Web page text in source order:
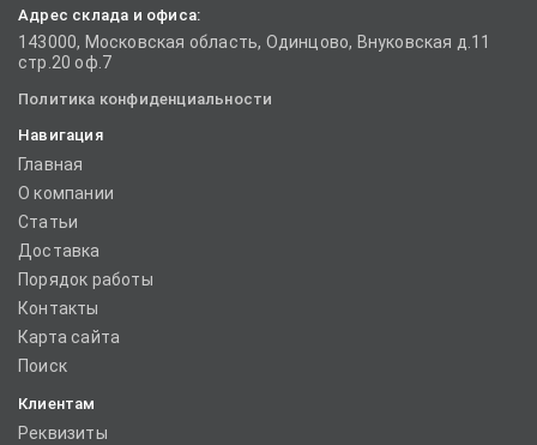
Адрес склада и офиса:
143000, Московская область, Одинцово, Внуковская д.11
стр.20 оф.7
Политика конфиденциальности
Навигация
Главная
О компании
Статьи
Доставка
Порядок работы
Контакты
Карта сайта
Поиск
Клиентам
Реквизиты